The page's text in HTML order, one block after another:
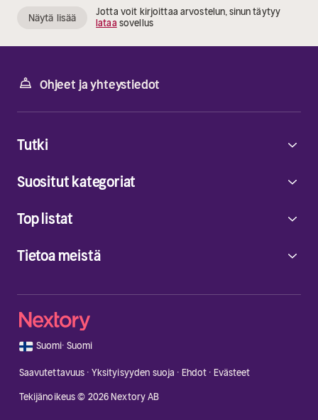
Näytä lisää
Jotta voit kirjoittaa arvostelun, sinun täytyy
lataa sovellus
Ohjeet ja yhteystiedot
Tietoa meistä
Tutki
Suositut kategoriat
Top listat
🇫🇮 Suomi· Suomi
Saavutettavuus · Yksityisyyden suoja · Ehdot · Evästeet
Tekijänoikeus © 2026 Nextory AB